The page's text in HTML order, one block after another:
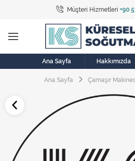
Müşteri Hizmetleri +90
Tüm
Bulaşık Makinesi
Buzdolabı
Çamaşır
Elektrikli
Ana Sayfa Hakkımızda
Ana Sayfa Çamaşır